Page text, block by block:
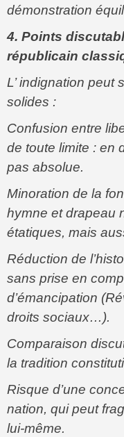
démonstration
4. Points
républicain
L’ indignation peut
solides :
Confusion entre
de toute limite : en
pas absolue.
Minoration de la
hymne et drapeau
étatiques, mais
Réduction de
sans prise en
d’émancipation
droits sociaux…).
Comparaison
la tradition
Risque d’une
nation, qui peut
lui-même.